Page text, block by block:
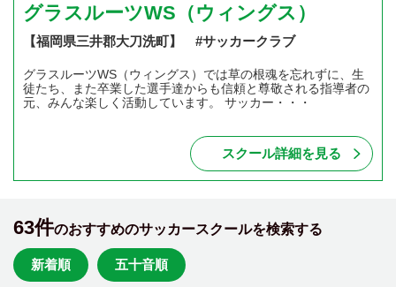
グラスルーツWS（ウィングス）
【福岡県三井郡大刀洗町】 #サッカークラブ
グラスルーツWS（ウィングス）では草の根魂を忘れずに、生
徒たち、また卒業した選手達からも信頼と尊敬される指導者の
元、みんな楽しく活動しています。 サッカー・・・
スクール詳細を見る
63件のおすすめのサッカースクールを検索する
新着順 五十音順